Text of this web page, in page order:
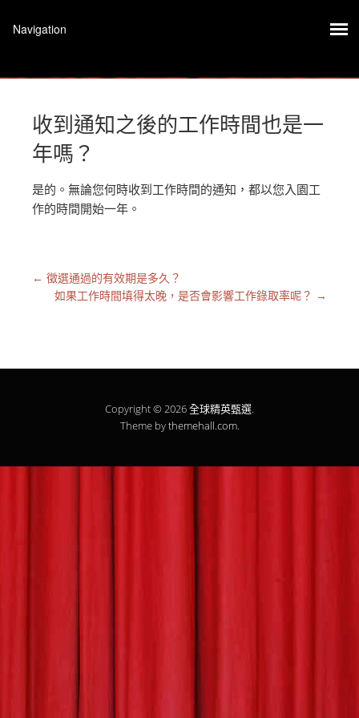
收到通知之後的工作時間也是一
年嗎？
是的。無論您何時收到工作時間的通知，都以您入園工
作的時間開始一年。
← 徵選通過的有效期是多久？
如果工作時間填得太晚，是否會影響工作錄取率呢？ →
Copyright © 2026全球精英甄選.
Theme bythemehall.com.